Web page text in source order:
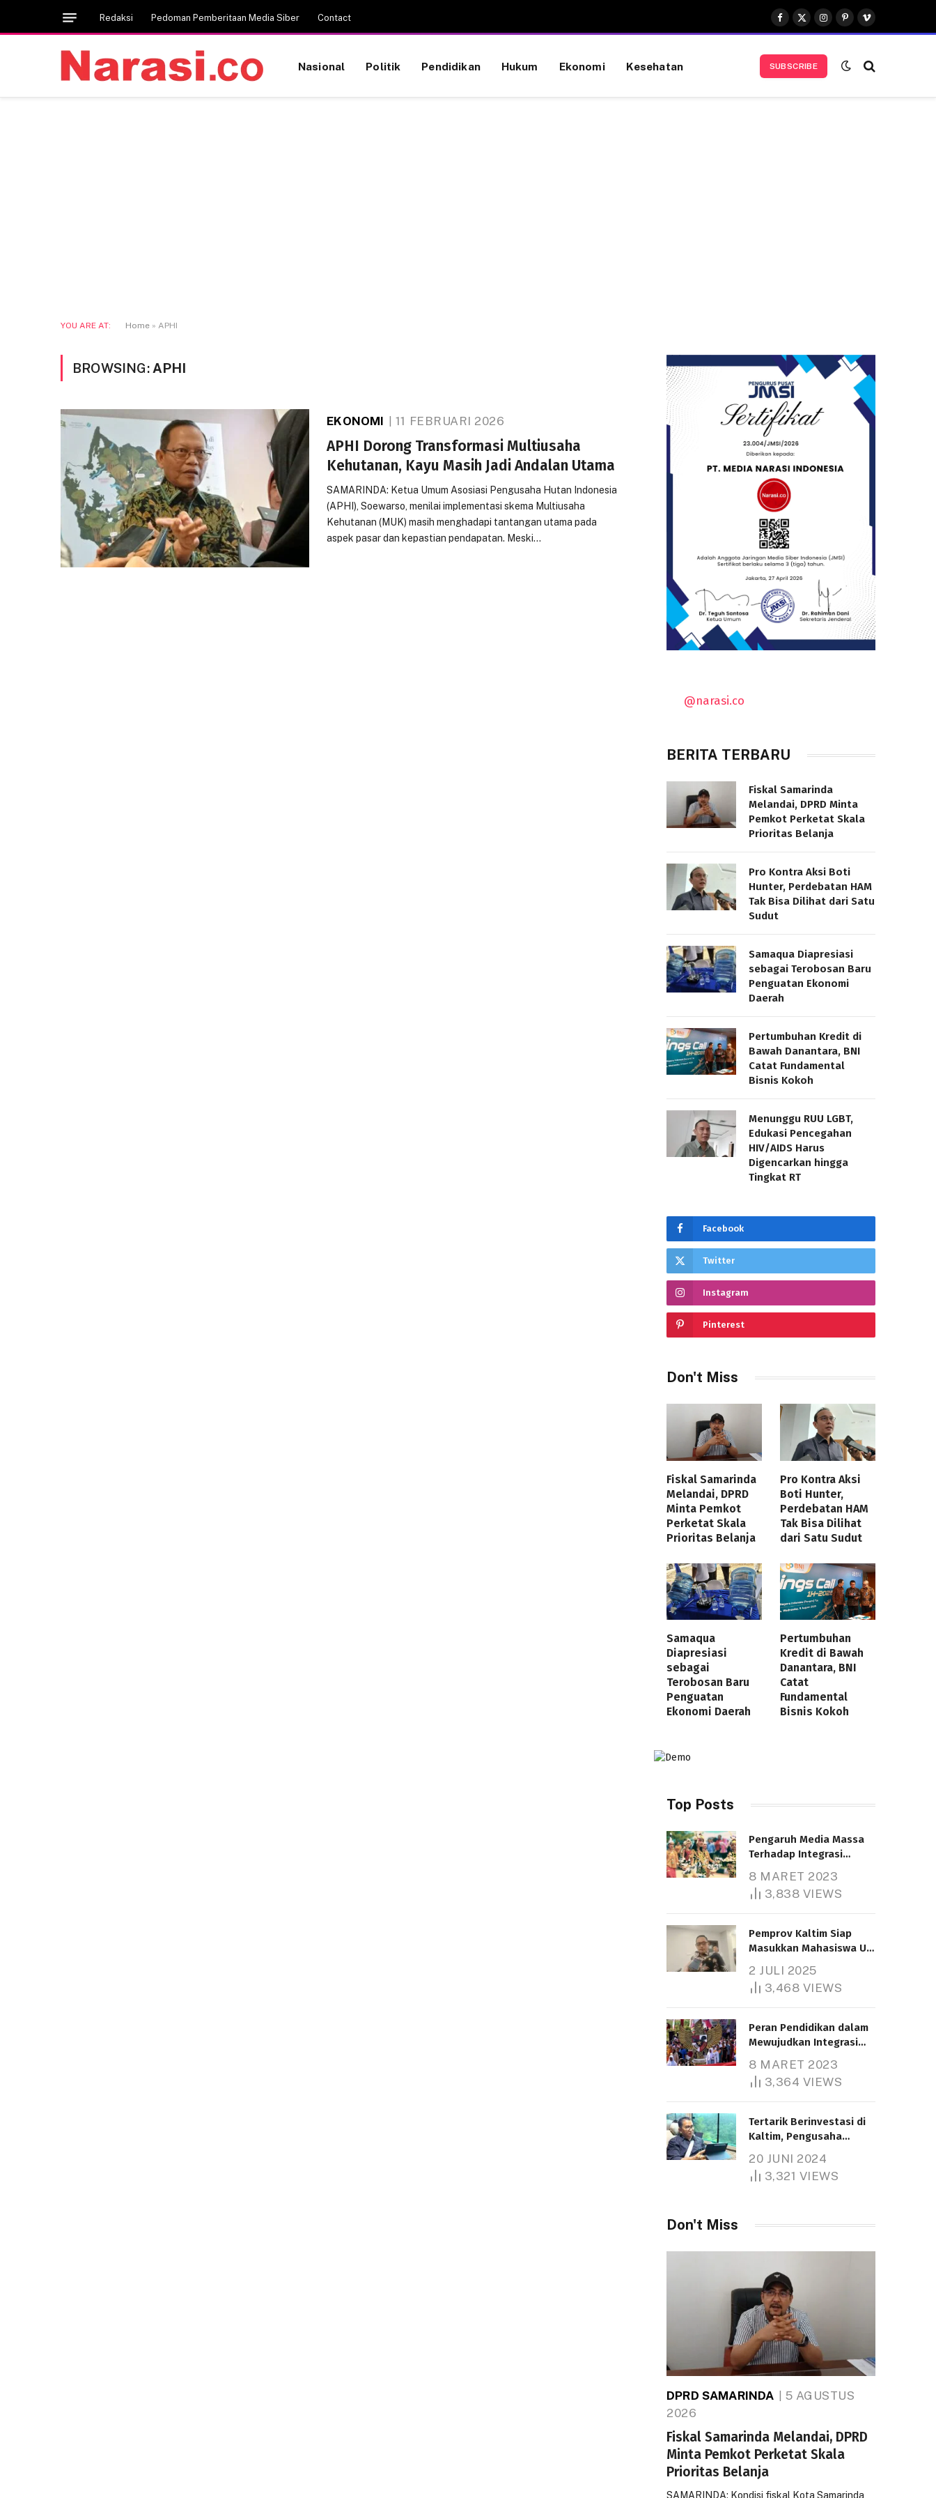
Redaksi Pedoman Pemberitaan Media Siber Contact
Facebook
X
(Twitter)
Instagram
Pinterest
Vimeo
Nasional Politik Pendidikan Hukum Ekonomi Kesehatan SUBSCRIBE
YOU ARE AT: Home » APHI
BROWSING: APHI
EKONOMI 11 FEBRUARI 2026
APHI Dorong Transformasi Multiusaha
Kehutanan, Kayu Masih Jadi Andalan Utama
SAMARINDA: Ketua Umum Asosiasi Pengusaha Hutan Indonesia
(APHI), Soewarso, menilai implementasi skema Multiusaha
Kehutanan (MUK) masih menghadapi tantangan utama pada
aspek pasar dan kepastian pendapatan. Meski…
@narasi.co
BERITA TERBARU
Fiskal Samarinda
Melandai, DPRD Minta
Pemkot Perketat Skala
Prioritas Belanja
Pro Kontra Aksi Boti
Hunter, Perdebatan HAM
Tak Bisa Dilihat dari Satu
Sudut
Samaqua Diapresiasi
sebagai Terobosan Baru
Penguatan Ekonomi
Daerah
Pertumbuhan Kredit di
Bawah Danantara, BNI
Catat Fundamental
Bisnis Kokoh
Menunggu RUU LGBT,
Edukasi Pencegahan
HIV/AIDS Harus
Digencarkan hingga
Tingkat RT
Facebook
Twitter
Instagram
Pinterest
Don't Miss
Fiskal Samarinda
Melandai, DPRD
Minta Pemkot
Perketat Skala
Prioritas Belanja
Pro Kontra Aksi
Boti Hunter,
Perdebatan HAM
Tak Bisa Dilihat
dari Satu Sudut
Samaqua
Diapresiasi
sebagai
Terobosan Baru
Penguatan
Ekonomi Daerah
Pertumbuhan
Kredit di Bawah
Danantara, BNI
Catat
Fundamental
Bisnis Kokoh
Top Posts
Pengaruh Media Massa
Terhadap Integrasi
8 MARET 2023
3,838 VIEWS
Pemprov Kaltim Siap
Masukkan Mahasiswa UT
Bantuan Pendidikan
Gratispol
2 JULI 2025
3,468 VIEWS
Peran Pendidikan dalam
Mewujudkan Integrasi
8 MARET 2023
3,364 VIEWS
Tertarik Berinvestasi di
Kaltim, Pengusaha
1.000 Hektare
20 JUNI 2024
3,321 VIEWS
Don't Miss
DPRD SAMARINDA
5 AGUSTUS
2026
Fiskal Samarinda Melandai, DPRD
Minta Pemkot Perketat Skala
Prioritas Belanja
SAMARINDA: Kondisi fiskal Kota Samarinda